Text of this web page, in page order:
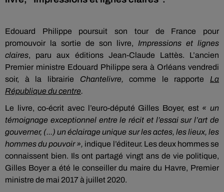
Edouard Philippe poursuit son tour de France pour
promouvoir la sortie de son livre, Impressions et lignes
claires, paru aux éditions Jean-Claude Lattès. L’ancien
Premier ministre Edouard Philippe sera à Orléans vendredi
soir, à la librairie Chantelivre,comme le rapporte La
République du centre.
Le livre, co-écrit avec l’euro-député Gilles Boyer, est « un
témoignage exceptionnel entre le récit et l’essai sur l’art de
gouverner, (...) un éclairage unique sur les actes, les lieux, les
hommes du pouvoir », indique l’éditeur. Les deux hommes se
connaissent bien. Ils ont partagé vingt ans de vie politique,
Gilles Boyer a été le conseiller du maire du Havre, Premier
ministre de mai 2017 à juillet 2020.